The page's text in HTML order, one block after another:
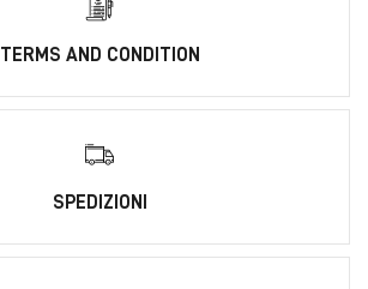
TERMS AND CONDITION
SPEDIZIONI